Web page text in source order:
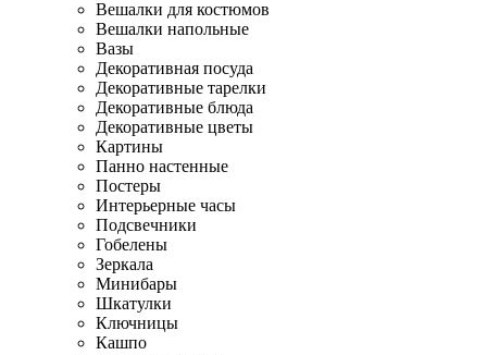
Вешалки для костюмов
Вешалки напольные
Вазы
Декоративная посуда
Декоративные тарелки
Декоративные блюда
Декоративные цветы
Картины
Панно настенные
Постеры
Интерьерные часы
Подсвечники
Гобелены
Зеркала
Минибары
Шкатулки
Ключницы
Кашпо